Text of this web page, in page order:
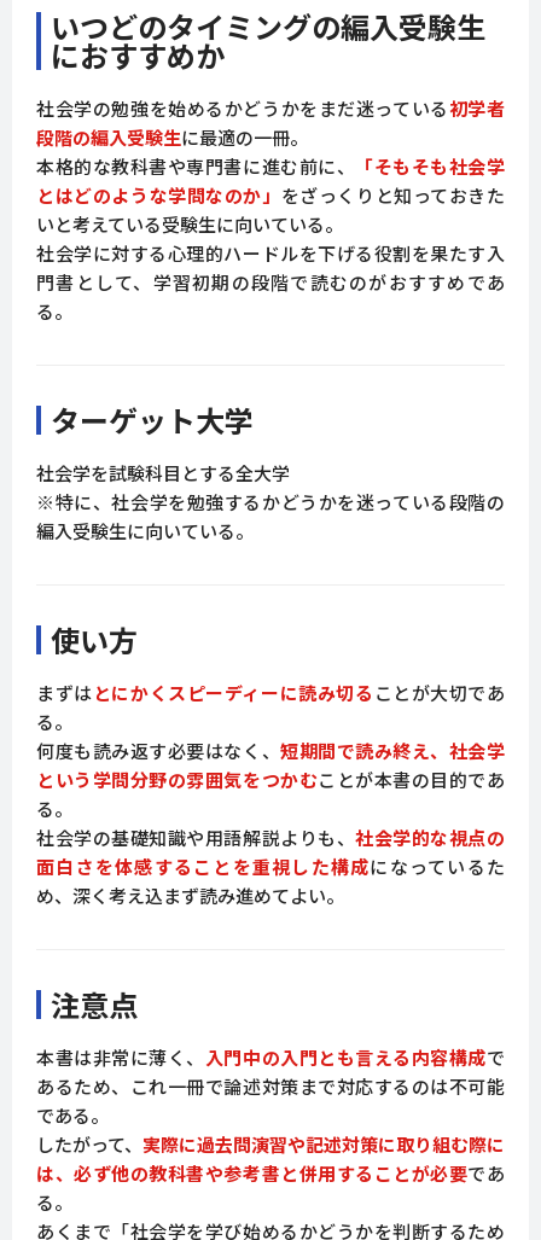
いつどのタイミングの編入受験生
におすすめか
社会学の勉強を始めるかどうかをまだ迷っている初学者
段階の編入受験生に最適の一冊。
本格的な教科書や専門書に進む前に、
「そもそも社会学
とはどのような学問なのか」 をざっくりと知っておきた
いと考えている受験生に向いている。
社会学に対する心理的ハードルを下げる役割を果たす入
門書として、学習初期の段階で読むのがおすすめであ
る。
ターゲット大学
社会学を試験科目とする全大学
※特に、社会学を勉強するかどうかを迷っている段階の
編入受験生に向いている。
使い方
まずはとにかくスピーディーに読み切る ことが大切であ
る。
何度も読み返す必要はなく、短期間で読み終え、社会学
という学問分野の雰囲気をつかむことが本書の目的であ
る。
社会学の基礎知識や用語解説よりも、社会学的な視点の
面白さを体感することを重視した構成になっているた
め、深く考え込まず読み進めてよい。
注意点
本書は非常に薄く、 入門中の入門とも言える内容構成で
あるため、これ一冊で論述対策まで対応するのは不可能
である。
したがって、 実際に過去問演習や記述対策に取り組む際に
は、必ず他の教科書や参考書と併用することが必要であ
る。
あくまで「社会学を学び始めるかどうかを判断するため